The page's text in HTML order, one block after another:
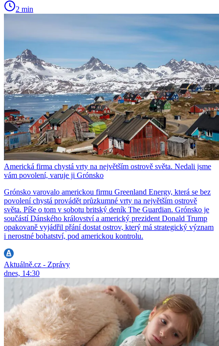
2 min
Americká firma chystá vrty na největším ostrově světa. Nedali jsme
vám povolení, varuje ji Grónsko
Grónsko varovalo americkou firmu Greenland Energy, která se bez
povolení chystá provádět průzkumné vrty na největším ostrově
světa. Píše o tom v sobotu britský deník The Guardian. Grónsko je
součástí Dánského království a americký prezident Donald Trump
opakovaně vyjádřil přání dostat ostrov, který má strategický význam
i nerostné bohatství, pod americkou kontrolu.
Aktuálně.cz - Zprávy
dnes, 14:30